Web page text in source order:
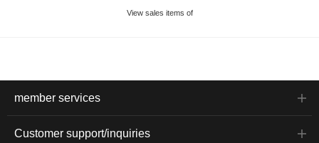
View sales items of
member services
Customer support/inquiries